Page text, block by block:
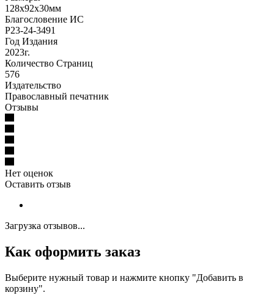
128х92х30мм
Благословение ИС
Р23-24-3491
Год Издания
2023г.
Количество Страниц
576
Издательство
Православный печатник
Отзывы
Нет оценок
Оставить отзыв
Загрузка отзывов...
Как оформить заказ
Выберите нужный товар и нажмите кнопку "Добавить в
корзину".